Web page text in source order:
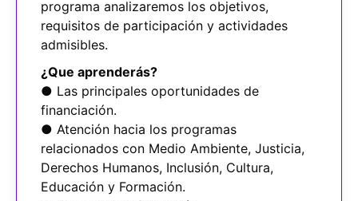
programa analizaremos los objetivos,
requisitos de participación y actividades
admisibles.
¿Que aprenderás?
● Las principales oportunidades de
financiación.
● Atención hacia los programas
relacionados con Medio Ambiente, Justicia,
Derechos Humanos, Inclusión, Cultura,
Educación y Formación.